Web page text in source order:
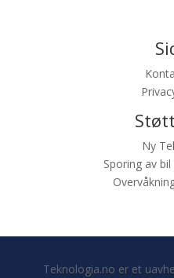
Ny
Sporing av
Teknologia.no er et